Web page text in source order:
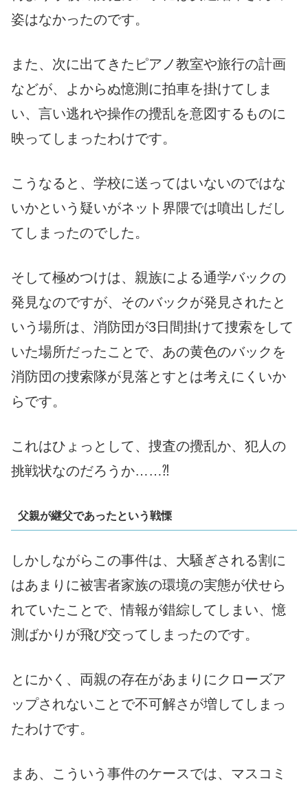
姿はなかったのです。
また、次に出てきたピアノ教室や旅行の計画
などが、よからぬ憶測に拍車を掛けてしま
い、言い逃れや操作の攪乱を意図するものに
映ってしまったわけです。
こうなると、学校に送ってはいないのではな
いかという疑いがネット界隈では噴出しだし
てしまったのでした。
そして極めつけは、親族による通学バックの
発見なのですが、そのバックが発見されたと
いう場所は、消防団が3日間掛けて捜索をして
いた場所だったことで、あの黄色のバックを
消防団の捜索隊が見落とすとは考えにくいか
らです。
これはひょっとして、捜査の攪乱か、犯人の
挑戦状なのだろうか……⁈
父親が継父であったという戦慄
しかしながらこの事件は、大騒ぎされる割に
はあまりに被害者家族の環境の実態が伏せら
れていたことで、情報が錯綜してしまい、憶
測ばかりが飛び交ってしまったのです。
とにかく、両親の存在があまりにクローズア
ップされないことで不可解さが増してしまっ
たわけです。
まあ、こういう事件のケースでは、マスコミ